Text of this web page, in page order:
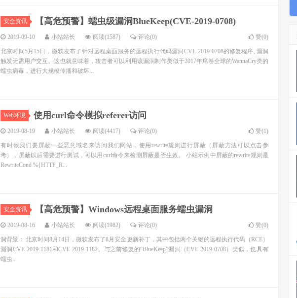
安全资讯 【高危预警】蠕虫级漏洞BlueKeep(CVE-2019-0708)
2019-09-10 小站站长 阅读(1587) 评论(0) 赞(0)
北京时间5月15日，微软发布了针对远程桌面服务的远程执行代码漏洞CVE-2019-0708的修复程序, 漏洞
触发无需用户交互。这也就意味着，攻击者可以利用该漏洞制作类似于2017年席卷全球的WannaCry类的
蠕虫病毒，进行大规模传播和破坏...
Web环境 使用curl命令模拟referer访问
2019-08-19 小站站长 阅读(4417) 评论(0) 赞(1)
有时候我们要屏蔽一些恶意域名来访问我们网站，使用rewrite规则进行屏蔽（屏蔽方法可以点击参
考），屏蔽以后需要进行测试，可以用curl命令来检测屏蔽是否生效。 小站示例中屏蔽的rewrite规则是
RewriteCond %{HTTP_R...
安全资讯 【高危预警】Windows远程桌面服务蠕虫漏洞
2019-08-16 小站站长 阅读(1982) 评论(0) 赞(0)
洞背景： 北京时间8月14日，微软发布了8月安全更新补丁，其中包括两个关键的远程执行代码（RCE）
漏洞CVE-2019-1181和CVE-2019-1182。与之前修复的“BlueKeep”漏洞（CVE-2019-0708）类似，也具有
蠕虫...